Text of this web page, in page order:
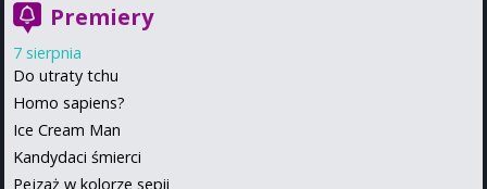
Premiery
7 sierpnia
Do utraty tchu
Homo sapiens?
Ice Cream Man
Kandydaci śmierci
Pejzaż w kolorze sepii